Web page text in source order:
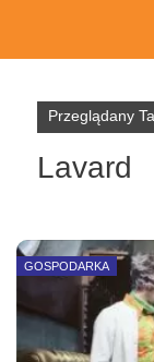
Przeglądany
Lavard
GOSPODARKA